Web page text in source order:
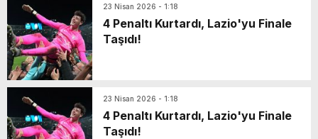
23 Nisan 2026 - 1:18
4 Penaltı Kurtardı, Lazio'yu Finale
Taşıdı!
23 Nisan 2026 - 1:18
4 Penaltı Kurtardı, Lazio'yu Finale
Taşıdı!